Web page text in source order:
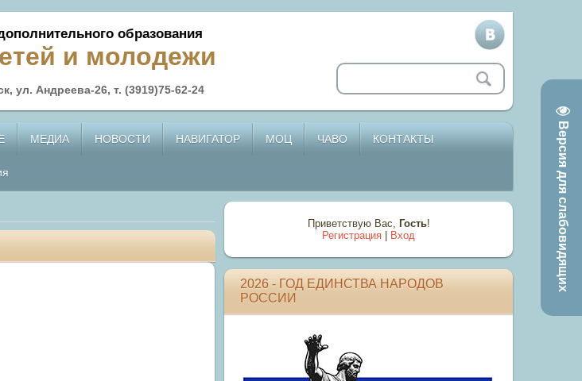
Версия для слабовидящих
образования
и молодежи
ул. Андреева-26, т. (3919)75-62-24
МЕДИА НОВОСТИ НАВИГАТОР МОЦ ЧАВО КОНТАКТЫ
Приветствую Вас, Гость!
Регистрация
Вход
2026 - ГОД ЕДИНСТВА НАРОДОВ
РОССИИ